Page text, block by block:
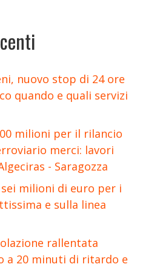
nuovo stop di 24 ore
quando e quali servizi
milioni per il rilancio
merci: lavori
- Saragozza
sei milioni di euro per i
e sulla linea
rallentata
a 20 minuti di ritardo e